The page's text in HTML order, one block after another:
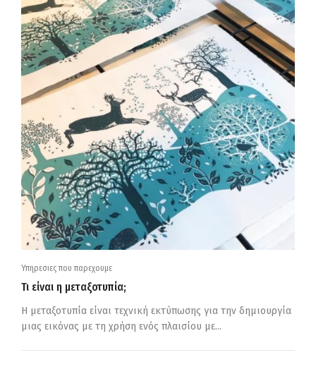
Υπηρεσιες που παρεχουμε
Τι είναι η μεταξοτυπία;
Η μεταξοτυπία είναι τεχνική εκτύπωσης για την δημιουργία
μιας εικόνας με τη χρήση ενός πλαισίου με...